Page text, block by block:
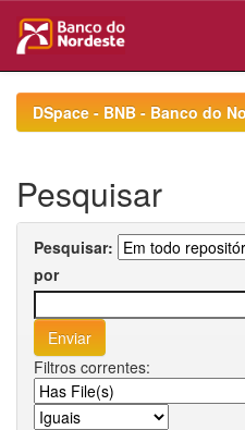
navigationDSpace - BNB - Banco do
Pesquisar
Pesquisar:
por
Filtros correntes: